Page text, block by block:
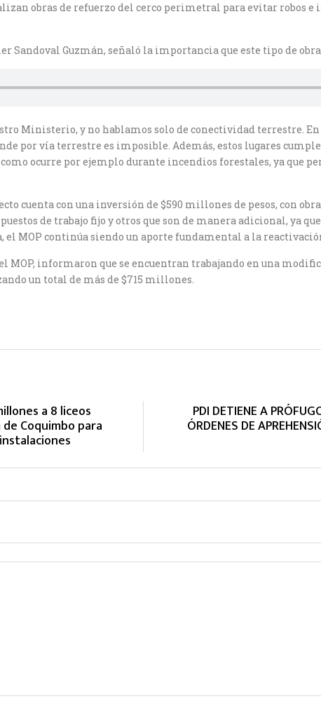
obras de refuerzo del cerco perimetral para evitar robos
Sandoval Guzmán, señaló la importancia que este tipo de
Ministerio, y no hablamos solo de conectividad terrestre.
por vía terrestre es imposible. Además, estos lugares
ocurre por ejemplo durante incendios forestales, ya que
cuenta con una inversión de $590 millones de pesos, con
de trabajo fijo y otros que son de manera adicional, ya
el MOP continúa siendo un aporte fundamental a la
MOP, informaron que se encuentran trabajando en una
un total de más de $715 millones.
a 8 liceos
Coquimbo para
PDI DETIENE A
ÓRDENES DE